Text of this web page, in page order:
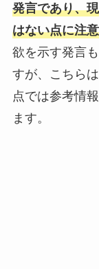
発言であり、
はない点に注
欲を示す発言
すが、こちら
点では参考情
ます。